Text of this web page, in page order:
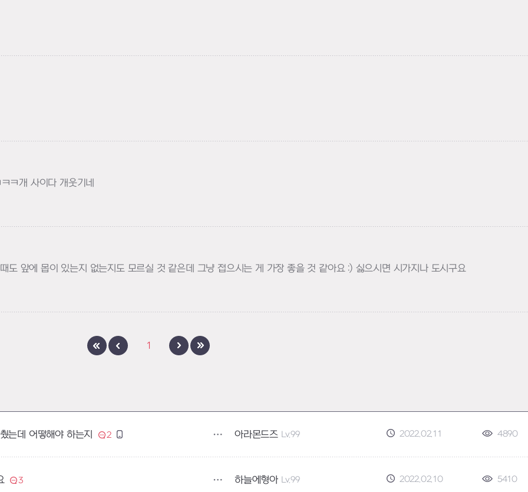
ㅋ개 사이다 개웃기네
도 앞에 몹이 있는지 없는지도 모르실 것 같은데 그냥 접으시는 게 가장 좋을 것 같아요 :) 싫으시면 시가지나 도시구요
1
는데 어떻해야 하는지 2 아라몬드즈 Lv.99 2022.02.11 4890
3 하늘에형아 Lv.99 2022.02.10 5410